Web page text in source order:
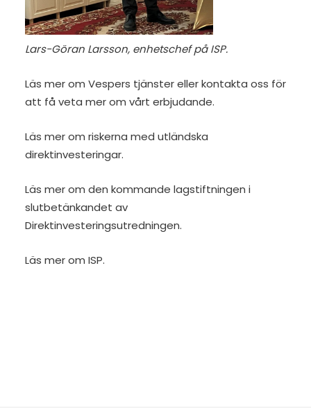
Lars-Göran Larsson, enhetschef på ISP.
Läs mer om Vespers tjänsterellerkontakta oss för
att få veta mer om vårt erbjudande.
Läs mer om riskerna med utländska
direktinvesteringar.
Läs mer om den kommande lagstiftningen i
slutbetänkandet av
Direktinvesteringsutredningen.
Läs mer om ISP.